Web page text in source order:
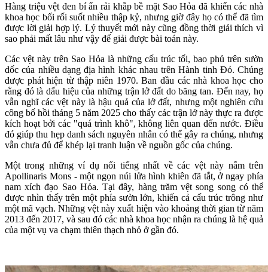
Hàng triệu vệt đen bí ẩn rải khắp bề mặt Sao Hỏa đã khiến các nhà
khoa học bối rối suốt nhiều thập kỷ, nhưng giờ đây họ có thể đã tìm
được lời giải hợp lý. Lý thuyết mới này cũng đồng thời giải thích vì
sao phải mất lâu như vậy để giải được bài toán này.
Các vệt này trên Sao Hỏa là những cấu trúc tối, bao phủ trên sườn
dốc của nhiều dạng địa hình khác nhau trên Hành tinh Đỏ. Chúng
được phát hiện từ thập niên 1970. Ban đầu các nhà khoa học cho
rằng đó là dấu hiệu của những trận lở đất do băng tan. Đến nay, họ
vẫn nghĩ các vệt này là hậu quả của lở đất, nhưng một nghiên cứu
công bố hồi tháng 5 năm 2025 cho thấy các trận lở này thực ra được
kích hoạt bởi các "quá trình khô", không liên quan đến nước. Điều
đó giúp thu hẹp danh sách nguyên nhân có thể gây ra chúng, nhưng
vẫn chưa đủ để khép lại tranh luận về nguồn gốc của chúng.
Một trong những ví dụ nổi tiếng nhất về các vệt này nằm trên
Apollinaris Mons - một ngọn núi lửa hình khiên đã tắt, ở ngay phía
nam xích đạo Sao Hỏa. Tại đây, hàng trăm vệt song song có thể
được nhìn thấy trên một phía sườn lớn, khiến cả cấu trúc trông như
một mã vạch. Những vệt này xuất hiện vào khoảng thời gian từ năm
2013 đến 2017, và sau đó các nhà khoa học nhận ra chúng là hệ quả
của một vụ va chạm thiên thạch nhỏ ở gần đó.